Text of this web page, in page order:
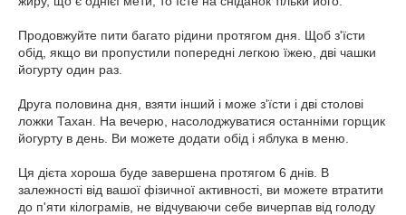
Продовжуйте пити багато рідини протягом дня. Щоб з'їсти
обід, якщо ви пропустили попередні легкою їжею, дві чашки
йогурту один раз.
Друга половина дня, взяти інший і може з'їсти і дві столові
ложки Тахан. На вечерю, насолоджуватися останніми горщик
йогурту в день. Ви можете додати обід і яблука в меню.
Ця дієта хороша буде завершена протягом 6 днів. В
залежності від вашої фізичної активності, ви можете втратити
до п'яти кілограмів, не відчуваючи себе вичерпав від голоду